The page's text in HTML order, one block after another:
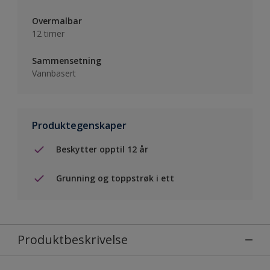
Overmalbar
12 timer
Sammensetning
Vannbasert
Produktegenskaper
Beskytter opptil 12 år
Grunning og toppstrøk i ett
Produktbeskrivelse